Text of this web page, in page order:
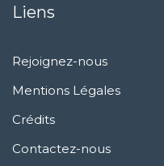
Liens
Rejoignez-nous
Mentions Légales
Crédits
Contactez-nous